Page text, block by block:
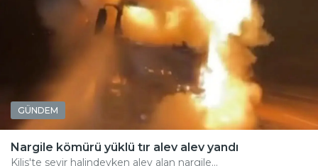
GÜNDEM
Nargile kömürü yüklü tır alev alev yandı
Kilis'te seyir halindeyken alev alan nargile...